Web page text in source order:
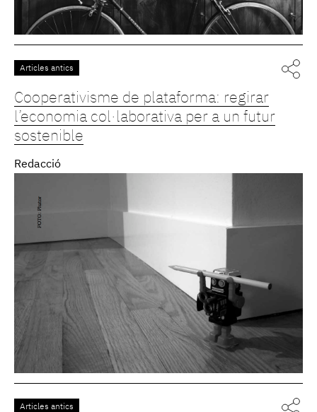
Articles antics
Cooperativisme de plataforma: regirar
l’economia col·laborativa per a un futur
sostenible
Redacció
Articles antics